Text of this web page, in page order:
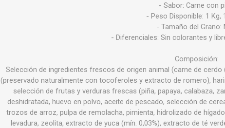
- Sabor: Carne con
- Peso Disponible: 1 Kg,
- Tamaño del Grano:
- Diferenciales: Sin colorantes y
Composición:
Selección de ingredientes frescos de origen animal (carne de
(preservado naturalmente con tocoferoles y extracto de romero),
selección de frutas y verduras frescas (piña, papaya, calabaza,
deshidratada, huevo en polvo, aceite de pescado, selección de
trozos de arroz, pulpa de remolacha, pimienta, hidrolizado de
levadura, zeolita, extracto de yuca (mín. 0,03%), extracto de té